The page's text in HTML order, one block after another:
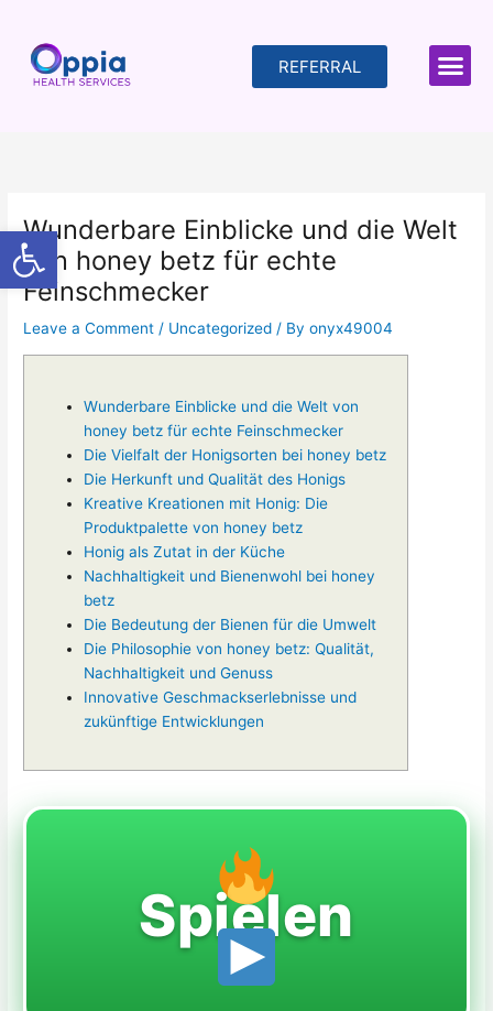
Open toolbar
content
REFERRAL
Wunderbare Einblicke und die Welt
von honey betz für echte
Feinschmecker
Leave a Comment / Uncategorized / Byonyx49004
Wunderbare Einblicke und die Welt von
honey betz für echte Feinschmecker
Die Vielfalt der Honigsorten bei honey betz
Die Herkunft und Qualität des Honigs
Kreative Kreationen mit Honig: Die
Produktpalette von honey betz
Honig als Zutat in der Küche
Nachhaltigkeit und Bienenwohl bei honey
betz
Die Bedeutung der Bienen für die Umwelt
Die Philosophie von honey betz: Qualität,
Nachhaltigkeit und Genuss
Innovative Geschmackserlebnisse und
zukünftige Entwicklungen
Spielen